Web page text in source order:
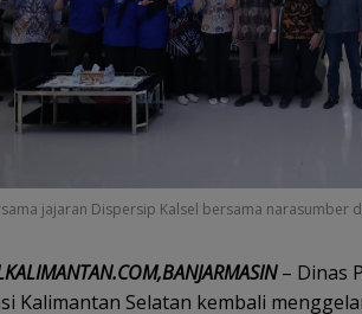
jajaran Dispersip Kalsel bersama narasumber
– Dinas
Kalimantan Selatan kembali